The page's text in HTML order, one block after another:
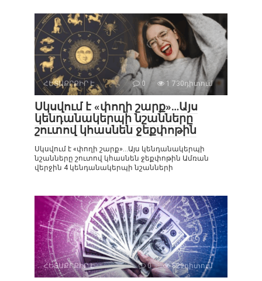
ՀԵՏԱՔՐՔԻՐ Է 0 1 730դիտում
Սկսվում է «փողի շարք»…Այս
կենդանակերպի նշանները
շուտով կհասնեն ջեքփոթին
Սկսվում է «փողի շարք»…Այս կենդանակերպի
նշանները շուտով կհասնեն ջեքփոթին Ամռան
վերջին 4 կենդանակերպի նշանների
ՀԵՏԱՔՐՔԻՐ Է 0 829դիտում